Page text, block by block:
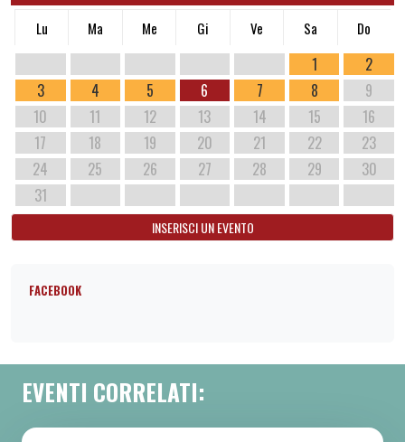
Lu Ma Me Gi Ve Sa Do
1
2
3
4 5 6 7 8
9
10
11 12 13 14 15
16
17
18 19 20 21 22
23
24
25 26 27 28 29
30
31
INSERISCI UN EVENTO
FACEBOOK
EVENTI CORRELATI: